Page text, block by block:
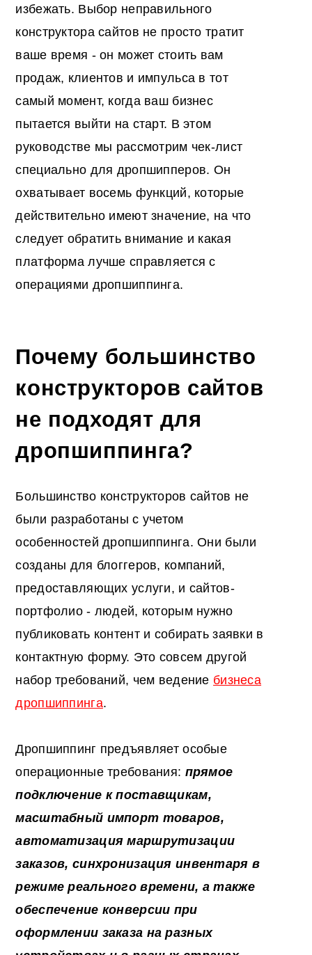
избежать. Выбор неправильного
конструктора сайтов не просто тратит
ваше время - он может стоить вам
продаж, клиентов и импульса в тот
самый момент, когда ваш бизнес
пытается выйти на старт. В этом
руководстве мы рассмотрим чек-лист
специально для дропшипперов. Он
охватывает восемь функций, которые
действительно имеют значение, на что
следует обратить внимание и какая
платформа лучше справляется с
операциями дропшиппинга.
Почему большинство
конструкторов сайтов
не подходят для
дропшиппинга?
Большинство конструкторов сайтов не
были разработаны с учетом
особенностей дропшиппинга. Они были
созданы для блоггеров, компаний,
предоставляющих услуги, и сайтов-
портфолио - людей, которым нужно
публиковать контент и собирать заявки в
контактную форму. Это совсем другой
набор требований, чем ведение бизнеса
дропшиппинга.
Дропшиппинг предъявляет особые
операционные требования: прямое
подключение к поставщикам,
масштабный импорт товаров,
автоматизация маршрутизации
заказов, синхронизация инвентаря в
режиме реального времени, а также
обеспечение конверсии при
оформлении заказа на разных